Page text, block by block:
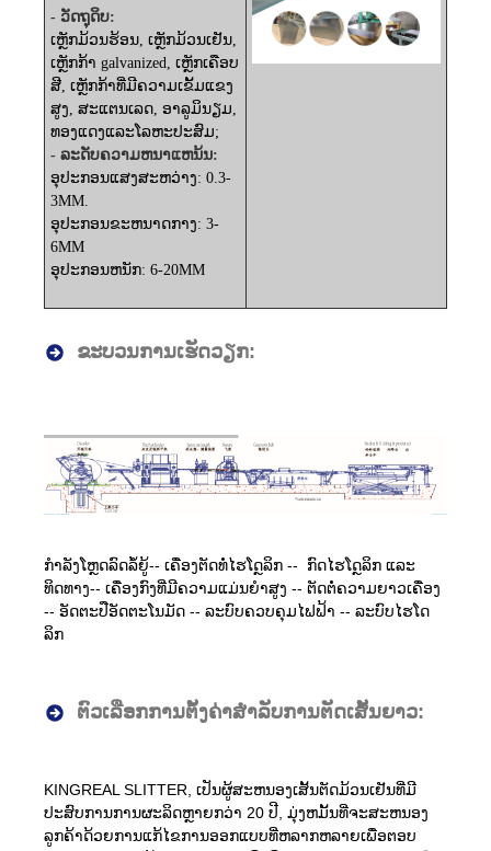
- ວັດ​ຖຸ​ດິບ​:
ເຫຼັກມ້ວນຮ້ອນ, ເຫຼັກມ້ວນເຢັນ,
ເຫຼັກກ້າ galvanized, ເຫຼັກເຄືອບ
ສີ, ເຫຼັກກ້າທີ່ມີຄວາມເຂັ້ມແຂງ
ສູງ, ສະແຕນເລດ, ອາລູມິນຽມ,
ທອງແດງແລະໂລຫະປະສົມ;
- ລະ​ດັບ​ຄວາມ​ຫນາ​ແຫນ້ນ​:
ອຸປະກອນແສງສະຫວ່າງ: 0.3-
3MM.
ອຸປະກອນຂະຫນາດກາງ: 3-
6MM
ອຸປະກອນຫນັກ: 6-20MM
ຂະບວນການເຮັດວຽກ:
ກຳລັງໂຫຼດລົດລໍ້ຍູ້-- ເຄື່ອງຕັດທໍ່ໄຮໂດຼລິກ -- ກົດໄຮໂດຼລິກ ແລະ
ທິດທາງ-- ເຄື່ອງກົງທີ່ມີຄວາມແມ່ນຍຳສູງ -- ຕັດຕໍ່ຄວາມຍາວເຄື່ອງ
-- ອັດຕະປືອັດຕະໂນມັດ -- ລະບົບຄວບຄຸມໄຟຟ້າ -- ລະບົບໄຮໂດ
ລິກ
ຕົວເລືອກການຕັ້ງຄ່າສໍາລັບການຕັດເສັ້ນຍາວ:
KINGREAL SLITTER, ເປັນຜູ້ສະຫນອງເສັ້ນຕັດມ້ວນເຢັນທີ່ມີ
ປະສົບການການຜະລິດຫຼາຍກວ່າ 20 ປີ, ມຸ່ງຫມັ້ນທີ່ຈະສະຫນອງ
ລູກຄ້າດ້ວຍການແກ້ໄຂການອອກແບບທີ່ຫລາກຫລາຍເພື່ອຕອບ